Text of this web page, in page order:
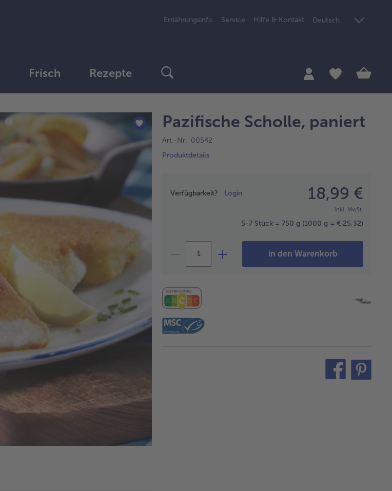
Ernährungsinfo Service Hilfe & Kontakt Deutsch
Frisch Rezepte
Pazifische Scholle, paniert
Art.-Nr. 00542
Produktdetails
Verfügbarkeit? Login 18,99 €
inkl. MwSt.
5-7 Stück = 750 g (1000 g = € 25,32)
in den Warenkorb
teilen